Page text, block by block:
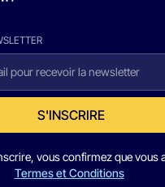
S'INSCRIRE
vous confirmez que vous
Termes et Conditions